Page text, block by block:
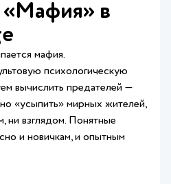
«Мафия» в
мафия.
психологическую
вычислить предателей —
«усыпить» мирных жителей,
ни взглядом. Понятные
и новичкам, и опытным